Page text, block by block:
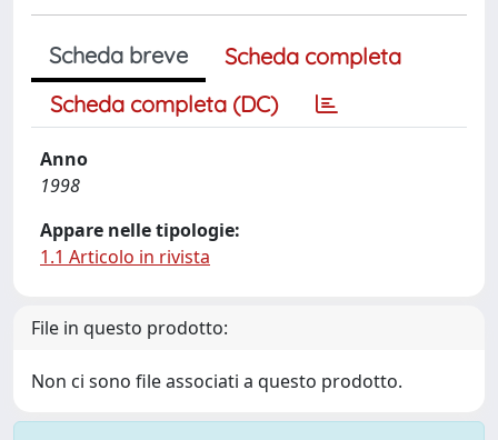
Scheda breve
Scheda completa
Scheda completa (DC)
Anno
1998
Appare nelle tipologie:
1.1 Articolo in rivista
File in questo prodotto:
Non ci sono file associati a questo prodotto.